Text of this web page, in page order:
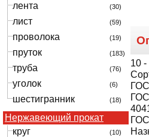
лента
(30)
лист (59)
проволока (19)
пруток (183)
труба (76)
уголок (6)
шестигранник (18)
Нержавеющий прокат
круг
(10)
10 -